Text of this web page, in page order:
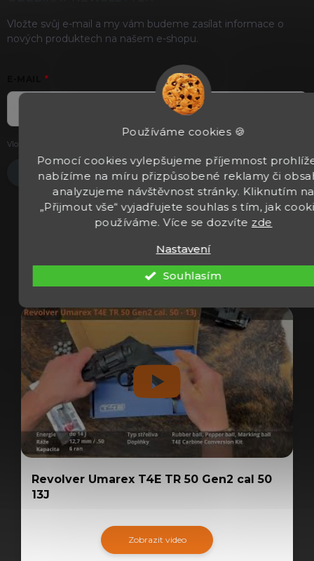
Používáme cookies 🍪
Pomocí cookies vylepšujeme příjemnost
nabízíme na míru přizpůsobené reklamy či
analyzujeme návštěvnost stránky. Kliknutím na
„Přijmout vše“ vyjadřujete souhlas s tím, jak
používáme. Více se dozvíte zde
Nastavení
Souhlasím
Vložte svůj e-mail a my vám budeme zasílat informace o
nových produktech na našem e-shopu.
Vložením e-mailu souhlasíte s
Přihlásit se
Revolver Umarex T4E TR 50 Gen2 cal 50
13J
Zobrazit video